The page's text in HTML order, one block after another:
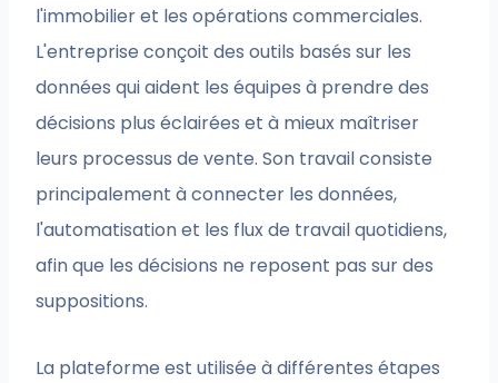
l'immobilier et les opérations commerciales.
L'entreprise conçoit des outils basés sur les
données qui aident les équipes à prendre des
décisions plus éclairées et à mieux maîtriser
leurs processus de vente. Son travail consiste
principalement à connecter les données,
l'automatisation et les flux de travail quotidiens,
afin que les décisions ne reposent pas sur des
suppositions.
La plateforme est utilisée à différentes étapes